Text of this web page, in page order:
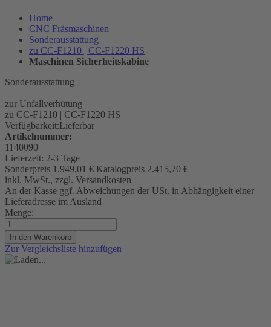
Home
CNC Fräsmaschinen
Sonderausstattung
zu CC-F1210 | CC-F1220 HS
Maschinen Sicherheitskabine
Sonderausstattung
zur Unfallverhütung
zu CC-F1210 | CC-F1220 HS
Verfügbarkeit:Lieferbar
Artikelnummer:
1140090
Lieferzeit: 2-3 Tage
Sonderpreis 1.949,01 € Katalogpreis 2.415,70 €
inkl. MwSt., zzgl. Versandkosten
An der Kasse ggf. Abweichungen der USt. in Abhängigkeit einer
Lieferadresse im Ausland
Menge:
In den Warenkorb
Zur Vergleichsliste hinzufügen